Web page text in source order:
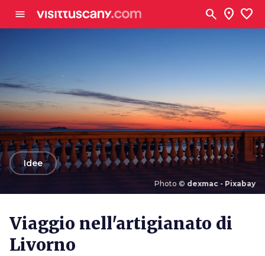
menu search location_on favorite
Photo © dexmac - Pixabay
arrow_backIdee
Viaggio nell'artigianato di
Livorno